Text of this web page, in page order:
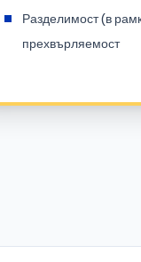
Разделимост (в
прехвърляемост